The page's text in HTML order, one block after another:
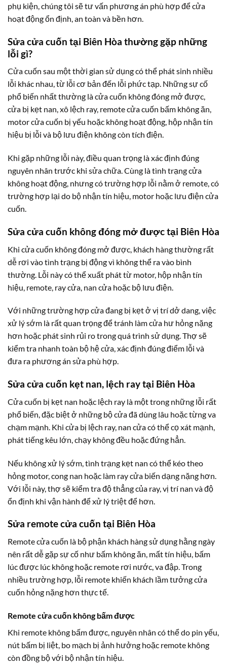
phụ kiện, chúng tôi sẽ tư vấn phương án phù hợp để cửa
hoạt động ổn định, an toàn và bền hơn.
Sửa cửa cuốn tại Biên Hòa thường gặp những
lỗi gì?
Cửa cuốn sau một thời gian sử dụng có thể phát sinh nhiều
lỗi khác nhau, từ lỗi cơ bản đến lỗi phức tạp. Những sự cố
phổ biến nhất thường là cửa cuốn không đóng mở được,
cửa bị kẹt nan, xô lệch ray, remote cửa cuốn bấm không ăn,
motor cửa cuốn bị yếu hoặc không hoạt động, hộp nhận tín
hiệu bị lỗi và bộ lưu điện không còn tích điện.
Khi gặp những lỗi này, điều quan trọng là xác định đúng
nguyên nhân trước khi sửa chữa. Cùng là tình trạng cửa
không hoạt động, nhưng có trường hợp lỗi nằm ở remote, có
trường hợp lại do bộ nhận tín hiệu, motor hoặc lưu điện cửa
cuốn.
Sửa cửa cuốn không đóng mở được tại Biên Hòa
Khi cửa cuốn không đóng mở được, khách hàng thường rất
dễ rơi vào tình trạng bị động vì không thể ra vào bình
thường. Lỗi này có thể xuất phát từ motor, hộp nhận tín
hiệu, remote, ray cửa, nan cửa hoặc bộ lưu điện.
Với những trường hợp cửa đang bị kẹt ở vị trí dở dang, việc
xử lý sớm là rất quan trọng để tránh làm cửa hư hỏng nặng
hơn hoặc phát sinh rủi ro trong quá trình sử dụng. Thợ sẽ
kiểm tra nhanh toàn bộ hệ cửa, xác định đúng điểm lỗi và
đưa ra phương án sửa phù hợp.
Sửa cửa cuốn kẹt nan, lệch ray tại Biên Hòa
Cửa cuốn bị kẹt nan hoặc lệch ray là một trong những lỗi rất
phổ biến, đặc biệt ở những bộ cửa đã dùng lâu hoặc từng va
chạm mạnh. Khi cửa bị lệch ray, nan cửa có thể cọ xát mạnh,
phát tiếng kêu lớn, chạy không đều hoặc đứng hẳn.
Nếu không xử lý sớm, tình trạng kẹt nan có thể kéo theo
hỏng motor, cong nan hoặc làm ray cửa biến dạng nặng hơn.
Với lỗi này, thợ sẽ kiểm tra độ thẳng của ray, vị trí nan và độ
ổn định khi vận hành để xử lý triệt để hơn.
Sửa remote cửa cuốn tại Biên Hòa
Remote cửa cuốn là bộ phận khách hàng sử dụng hằng ngày
nên rất dễ gặp sự cố như bấm không ăn, mất tín hiệu, bấm
lúc được lúc không hoặc remote rơi nước, va đập. Trong
nhiều trường hợp, lỗi remote khiến khách lầm tưởng cửa
cuốn hỏng nặng hơn thực tế.
Remote cửa cuốn không bấm được
Khi remote không bấm được, nguyên nhân có thể do pin yếu,
nút bấm bị liệt, bo mạch bị ảnh hưởng hoặc remote không
còn đồng bộ với bộ nhận tín hiệu.